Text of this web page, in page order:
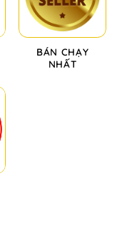
BÁN CHẠY
NHẤT